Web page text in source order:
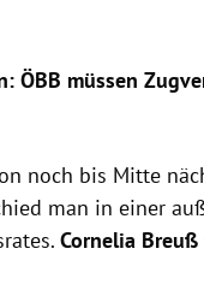
ÖBB müssen
noch bis Mitte
man in einer
Cornelia Breuß